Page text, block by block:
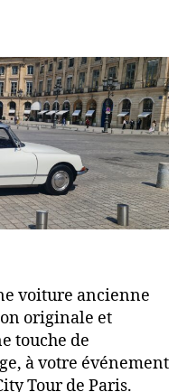
voiture ancienne
originale et
touche de
à votre événement
Tour de Paris.